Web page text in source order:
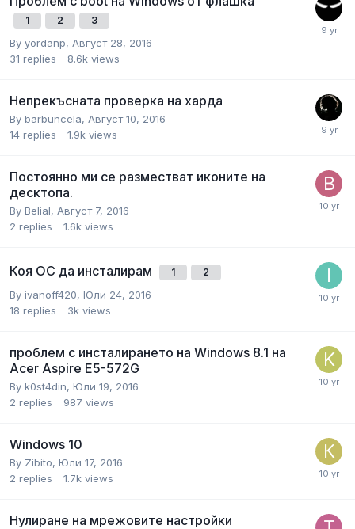
1 2 3
By yordanp, Август 28, 2016
31 replies 8.6k views
Непрекъсната проверка на харда
By barbuncela, Август 10, 2016
14 replies 1.9k views
Постоянно ми се разместват иконите на
десктопа.
By Belial, Август 7, 2016
2 replies 1.6k views
Коя ОС да инсталирам 1 2
By ivanoff420, Юли 24, 2016
18 replies 3k views
проблем с инсталирането на Windows 8.1 на
Acer Aspire E5-572G
By k0st4din, Юли 19, 2016
2 replies 987 views
Windows 10
By Zibito, Юли 17, 2016
2 replies 1.7k views
Нулиране на мрежовите настройки